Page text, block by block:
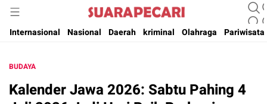
Suara Pecari
Suara Pencerahan Anak Negeri ( Berita Aktual & Terpercaya )
Internasional
Nasional Daerah kriminal Olahraga Pariwisata
BUDAYA
Kalender Jawa 2026: Sabtu Pahing 4